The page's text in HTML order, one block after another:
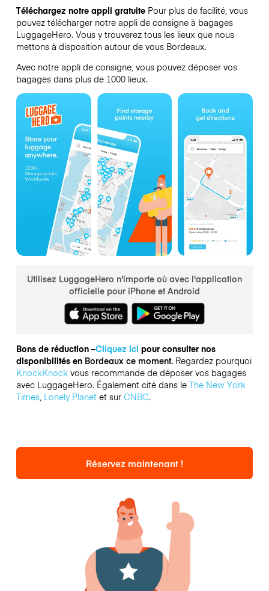
Téléchargez notre appli gratuite Pour plus de facilité, vous
pouvez télécharger notre appli de consigne à bagages
LuggageHero. Vous y trouverez tous les lieux que nous
mettons à disposition autour de vous Bordeaux.
Avec notre appli de consigne, vous pouvez déposer vos
bagages dans plus de 1000 lieux.
Utilisez LuggageHero n'importe où avec l'application
officielle pour iPhone et Android
Bons de réduction –Cliquez ici pour consulter nos
disponibilités en Bordeaux ce moment. Regardez pourquoi
KnockKnockvous recommande de déposer vos bagages
avec LuggageHero. Également cité dans le The New York
Times, Lonely Planetet sur CNBC.
Réservez maintenant !